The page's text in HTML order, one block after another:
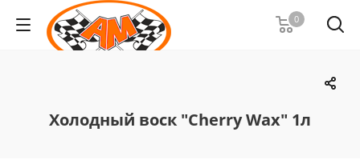
0
Холодный воск "Cherry Wax" 1л